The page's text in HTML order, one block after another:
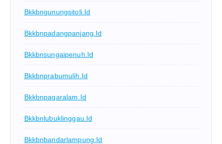
Bkkbngunungsitoli.id
Bkkbnpadangpanjang.id
Bkkbnsungaipenuh.id
Bkkbnprabumulih.id
Bkkbnpagaralam.id
Bkkbnlubuklinggau.id
Bkkbnbandarlampung.id